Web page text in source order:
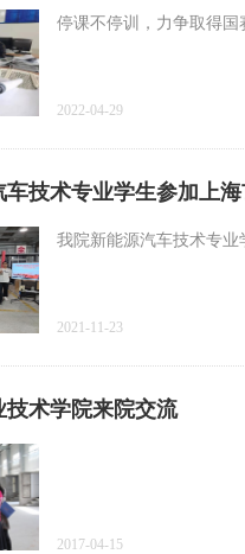
停课不停训，力争取得
2022-04-29
车技术专业学生参加上
我院新能源汽车技术专
2021-11-23
技术学院来院交流
2017-04-15